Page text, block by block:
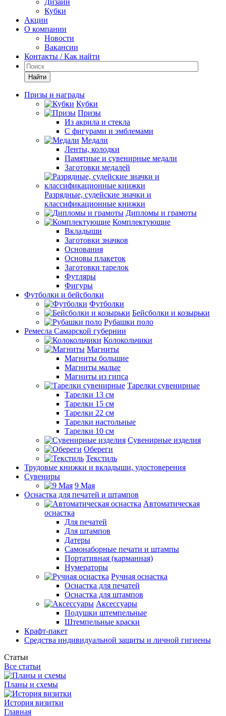
Дизайн
Кубки
Акции
О компании
Новости
Вакансии
Контакты / Как найти
Найти
Призы и награды
Кубки
Призы
Из акрила и стекла
С фигурами и эмблемами
Медали
Ленты, колодки
Памятные и сувенирные медали
Заготовки медалей
Разрядные, судейские значки и
классификационные книжки
Дипломы и грамоты
Комплектующие
Вкладыши
Заготовки значков
Основания
Основы плакеток
Заготовки тарелок
Футляры
Фигуры
Футболки и бейсболки
Футболки
Бейсболки и козырьки
Рубашки поло
Ремесла Самарской губернии
Колокольчики
Магниты
Магниты большие
Магниты малые
Магниты из гипса
Тарелки сувенирные
Тарелки 13 см
Тарелки 15 см
Тарелки 22 см
Тарелки настольные
Тарелки 10 см
Сувенирные изделия
Обереги
Текстиль
Трудовые книжки и вкладыши, удостоверения
Сувениры
9 Мая
Оснастка для печатей и штампов
Автоматическая
оснастка
Для печатей
Для штампов
Датеры
Самонаборные печати и штампы
Портативная (карманная)
Нумераторы
Ручная оснастка
Оснастка для печатей
Оснастка для штампов
Аксессуары
Подушки штемпельные
Штемпельные краски
Крафт-пакет
Средства индивидуальной защиты и личной гигиены
Статьи
Все статьи
Планы и схемы
История визитки
Главная